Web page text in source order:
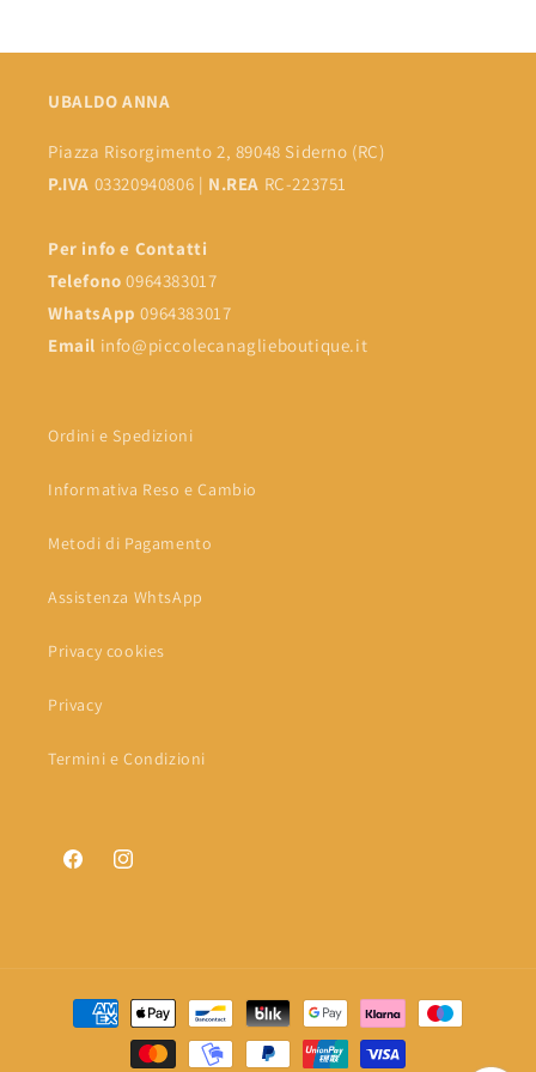
UBALDO ANNA
Piazza Risorgimento 2, 89048 Siderno (RC)
P.IVA 03320940806 | N.REA RC-223751
Per info e Contatti
Telefono 0964383017
WhatsApp0964383017
Email info@piccolecanaglieboutique.it
Ordini e Spedizioni
Informativa Reso e Cambio
Metodi di Pagamento
Assistenza WhtsApp
Privacy cookies
Privacy
Termini e Condizioni
FacebookInstagram
Metodi
pagamento